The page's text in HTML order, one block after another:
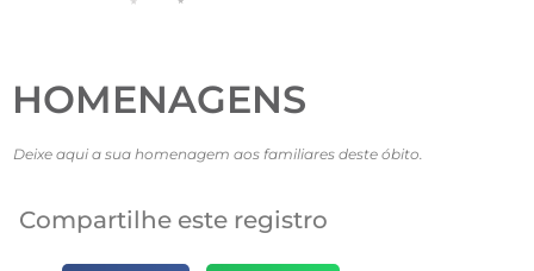
HOMENAGENS
Deixe aqui a sua homenagem aos familiares deste óbito.
Compartilhe este registro